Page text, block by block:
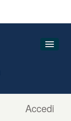
Accedi